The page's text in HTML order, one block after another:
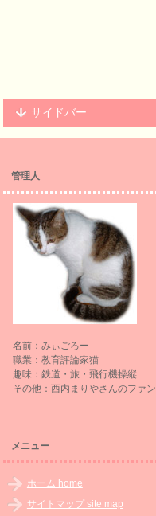
サイドバー
管理人
名前：みぃごろー
職業：教育評論家猫
趣味：鉄道・旅・飛行機操縦
その他：西内まりやさんのファン
メニュー
ホーム home
サイトマップ site map